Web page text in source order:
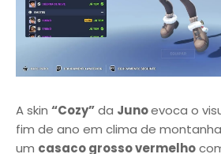
A skin “Cozy”da Junoevoca o
fim de ano em clima de
um casaco grosso vermelho